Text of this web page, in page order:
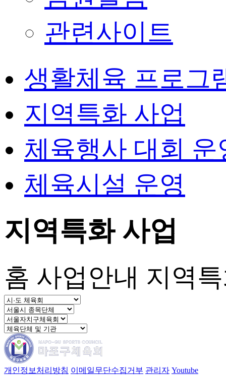
관련사이트
생활체육 프로그
지역특화 사업
체육행사 대회 운
체육시설 운영
지역특화 사업
홈 사업안내 지역
개인정보처리방침 이메일무단수집거부 관리자 Youtube